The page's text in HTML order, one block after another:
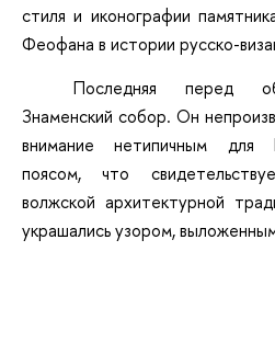
стиля и иконографии
Феофана в истории русско-
Последняя перед
Знаменский собор. Он
внимание нетипичным для
поясом, что
волжской архитектурной
украшались узором,